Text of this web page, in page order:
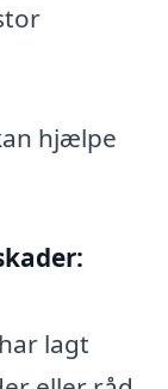
hjælpe
lagt